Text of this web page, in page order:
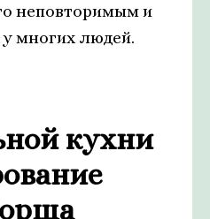
неповторимым и
многих людей.
кухни